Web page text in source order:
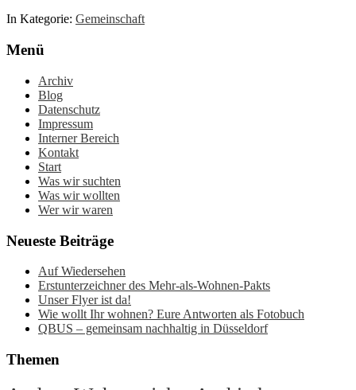
In Kategorie: Gemeinschaft
Menü
Archiv
Blog
Datenschutz
Impressum
Interner Bereich
Kontakt
Start
Was wir suchten
Was wir wollten
Wer wir waren
Neueste Beiträge
Auf Wiedersehen
Erstunterzeichner des Mehr-als-Wohnen-Pakts
Unser Flyer ist da!
Wie wollt Ihr wohnen? Eure Antworten als Fotobuch
QBUS – gemeinsam nachhaltig in Düsseldorf
Themen